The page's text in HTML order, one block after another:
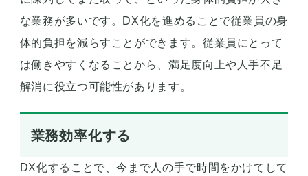
な業務が多いです。DX化を進めることで従業員の身
体的負担を減らすことができます。従業員にとって
は働きやすくなることから、満足度向上や人手不足
解消に役立つ可能性があります。
業務効率化する
DX化することで、今まで人の手で時間をかけてして